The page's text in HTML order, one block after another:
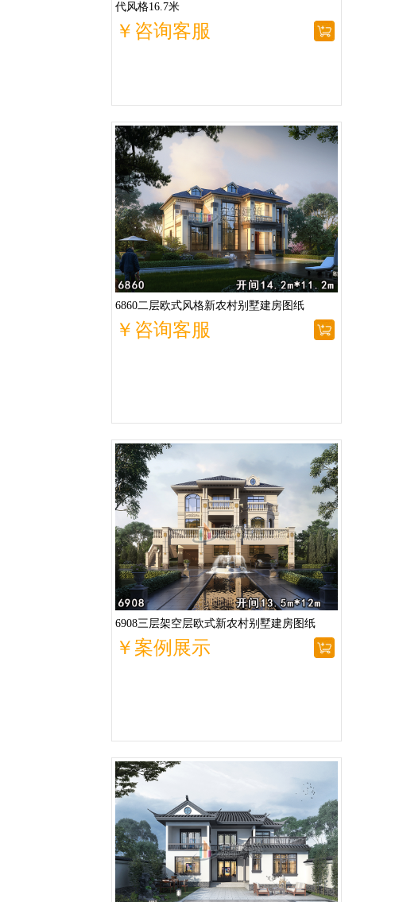
代风格16.7米
￥咨询客服
6860二层欧式风格新农村别墅建房图纸
￥咨询客服
6908三层架空层欧式新农村别墅建房图纸
￥案例展示